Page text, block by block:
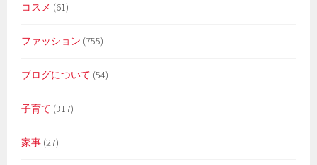
コスメ (61)
ファッション (755)
ブログについて (54)
子育て (317)
家事 (27)